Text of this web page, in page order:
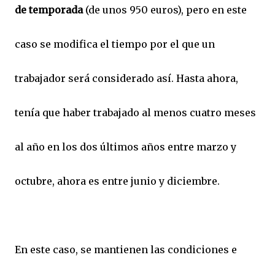
de temporada(de unos 950 euros), pero en este
caso se modifica el tiempo por el que un
trabajador será considerado así. Hasta ahora,
tenía que haber trabajado al menos cuatro meses
al año en los dos últimos años entre marzo y
octubre, ahora es entre junio y diciembre.
En este caso, se mantienen las condiciones e